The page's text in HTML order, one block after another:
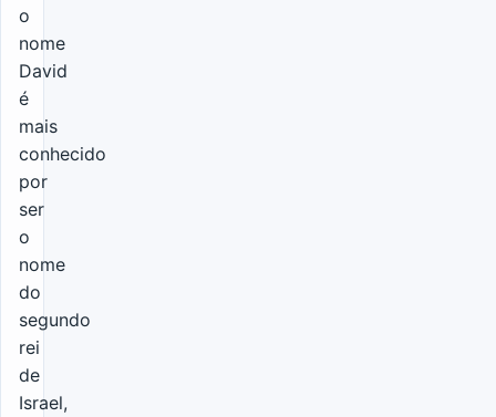
o
nome
David
é
mais
conhecido
por
ser
o
nome
do
segundo
rei
de
Israel,